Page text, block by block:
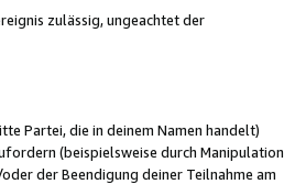
zulässig, ungeachtet der
Partei, die in deinem Namen handelt)
(beispielsweise durch Manipulation
der Beendigung deiner Teilnahme am